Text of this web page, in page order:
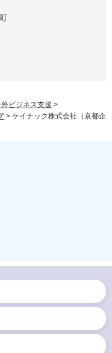
ビジネス支援 >
> ケイナック株式会社（京都企